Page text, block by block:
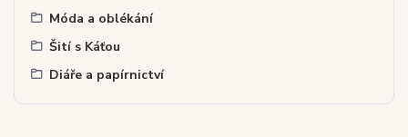
Móda a oblékání
Šití s Káťou
Diáře a papírnictví